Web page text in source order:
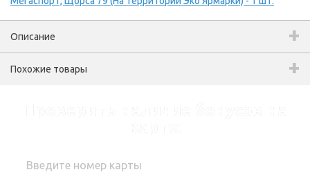
Описание
Похожие товары